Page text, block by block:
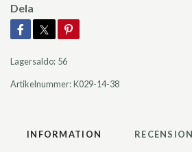
Dela
Lagersaldo: 56
Artikelnummer:K029-14-38
INFORMATION